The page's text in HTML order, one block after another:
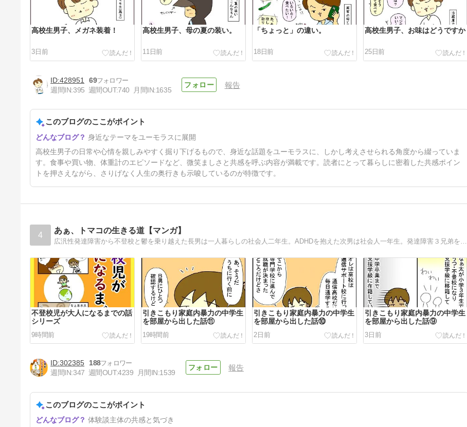
高校生男子、メガネ装着！
3日前
高校生男子、母の夏の装い。
11日前
「ちょっと」の違い。
18日前
高校生男子、お味はどうですか
25日前
高校生男子、タブレットの行
方。
33日前
428951
69
週間IN:395 週間OUT:740 月間IN:1635
報告
このブログのここがポイント
身近なテーマをユーモラスに展開
高校生男子の日常や心情を親しみやすく掘り下げるもので、身近な話題をユーモラスに、しかし考えさせられる角度から綴っていま
す。食事や買い物、体重計のエピソードなど、微笑ましさと共感を呼ぶ内容が満載です。読者にとって暮らしに密着した共感ポイン
トを押さえながら、さりげなく人生の奥行きも示唆しているのが特徴です。
4 あぁ、トマコの生きる道【マンガ】
広汎性発達障害から不登校と鬱を乗り越えた長男は一人暮らしの社会人二年生。ADHDを抱えた次男は社会人一年生。発達障害３兄弟を育てる母トマコの４〜１６コママンガ。
不登校児が大人になるまでの話
シリーズ
9時間前
引きこもり家庭内暴力の中学生
を部屋から出した話⑪
19時間前
引きこもり家庭内暴力の中学生
を部屋から出した話⑩
2日前
引きこもり家庭内暴力の中学生
を部屋から出した話⑨
3日前
引きこもり家庭内暴力の中学生
を部屋から出した話⑧
302385
188
週間IN:347 週間OUT:4239 月間IN:1539
報告
このブログのここがポイント
体験談主体の共感と気づき